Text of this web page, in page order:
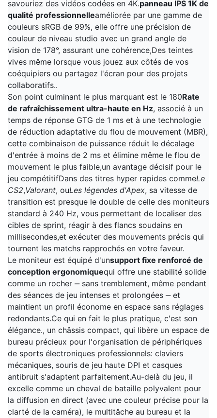
savouriez des vidéos codées en 4K.panneau IPS 1K de
qualité professionnelleaméliorée par une gamme de
couleurs sRGB de 99%, elle offre une précision de
couleur de niveau studio avec un grand angle de
vision de 178°, assurant une cohérence,Des teintes
vives même lorsque vous jouez aux côtés de vos
coéquipiers ou partagez l'écran pour des projets
collaboratifs..
Son point culminant le plus marquant est le 180Rate
de rafraîchissement ultra-haute en Hz, associé à un
temps de réponse GTG de 1 ms et à une technologie
de réduction adaptative du flou de mouvement (MBR),
cette combinaison de puissance réduit le décalage
d'entrée à moins de 2 ms et élimine même le flou de
mouvement le plus faible,un avantage décisif pour le
jeu compétitifDans des titres hyper rapides commeLe
CS2,Valorant, ouLes légendes d'Apex, sa vitesse de
transition est presque le double de celle des moniteurs
standard à 240 Hz, vous permettant de localiser des
cibles de sprint, réagir à des flancs soudains en
millisecondes,et exécuter des mouvements précis qui
tournent les matchs rapprochés en votre faveur.
Le moniteur est équipé d'unsupport fixe renforcé de
conception ergonomiquequi offre une stabilité solide
comme un rocher ‒ sans tremblement, même pendant
des séances de jeu intenses et prolongées ‒ et
maintient un profil économe en espace sans réglages
redondants.Ce qui en fait le plus pratique, c'est son
élégance., un châssis compact, qui libère un espace de
bureau précieux pour l'organisation de périphériques
de sports électroniques professionnels: claviers
mécaniques, souris de jeu haute DPI et casques
antibruit s'adaptent parfaitement.Au-delà du jeu, il
excelle comme un cheval de bataille polyvalent pour
la diffusion en direct (avec une couleur précise pour la
clarté de la caméra), le multitâche au bureau et la